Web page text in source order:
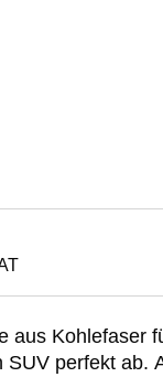
aus Kohlefaser
perfekt ab.